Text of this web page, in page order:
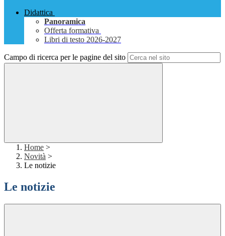
Didattica
Panoramica
Offerta formativa
Libri di testo 2026-2027
Campo di ricerca per le pagine del sito
Home >
Novità >
Le notizie
Le notizie